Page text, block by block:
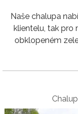
Naše chalupa
klientelu, tak pro
obklopeném